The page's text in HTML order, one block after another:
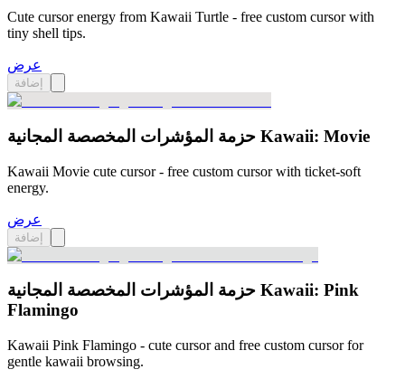
Cute cursor energy from Kawaii Turtle - free custom cursor with
tiny shell tips.
عرض
إضافة
حزمة المؤشرات المخصصة المجانية Kawaii: Movie
Kawaii Movie cute cursor - free custom cursor with ticket-soft
energy.
عرض
إضافة
حزمة المؤشرات المخصصة المجانية Kawaii: Pink
Flamingo
Kawaii Pink Flamingo - cute cursor and free custom cursor for
gentle kawaii browsing.